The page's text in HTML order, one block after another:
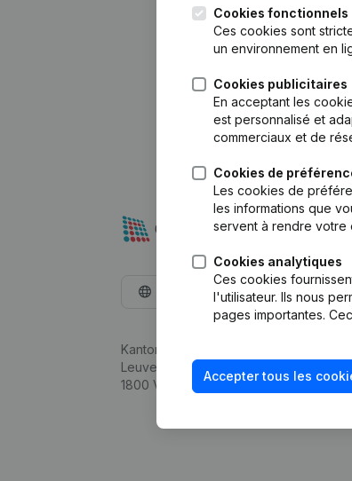
Cookies fonctionnels
Ces cookies sont
un environnement en
Cookies publicitaires
En acceptant les
est personnalisé et
commerciaux et de
Cookies de
Les cookies de
les informations que
servent à rendre votre
Cookies analytiques
Ces cookies
l'utilisateur. Ils nous
pages importantes.
Accepter tous les
Français
Kantorenpark Everest
Leuvensesteenweg 248D,
1800 Vilvoorde